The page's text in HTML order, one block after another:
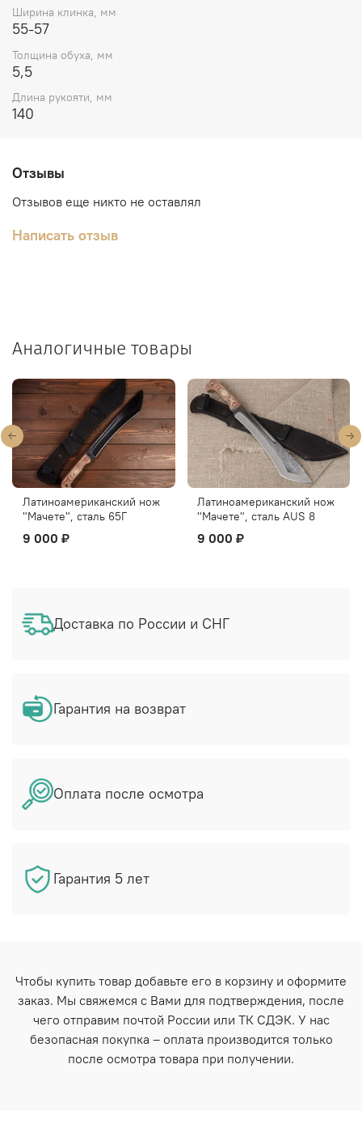
Ширина клинка, мм
55-57
Толщина обуха, мм
5,5
Длина рукояти, мм
140
Отзывы
Отзывов еще никто не оставлял
Написать отзыв
Аналогичные товары
Латиноамериканский нож
"Мачете", сталь 65Г
9 000 ₽
Латиноамериканский нож
"Мачете", сталь AUS 8
9 000 ₽
Доставка по России и СНГ
Гарантия на возврат
Оплата после осмотра
Гарантия 5 лет
Чтобы купить товар добавьте его в корзину и оформите
заказ. Мы свяжемся с Вами для подтверждения, после
чего отправим почтой России или ТК СДЭК. У нас
безопасная покупка – оплата производится только
после осмотра товара при получении.